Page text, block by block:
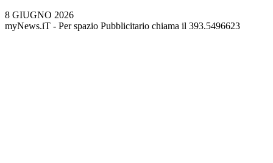
8 GIUGNO 2026
myNews.iT - Per spazio Pubblicitario chiama il 393.5496623